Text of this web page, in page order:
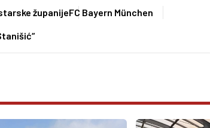
županijeFC Bayern München